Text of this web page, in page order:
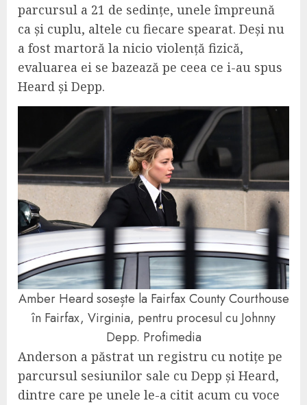
parcursul a 21 de sedințe, unele împreună
ca și cuplu, altele cu fiecare spearat. Deși nu
a fost martoră la nicio violență fizică,
evaluarea ei se bazează pe ceea ce i-au spus
Heard și Depp.
Amber Heard sosește la Fairfax County Courthouse
în Fairfax, Virginia, pentru procesul cu Johnny
Depp. Profimedia
Anderson a păstrat un registru cu notițe pe
parcursul sesiunilor sale cu Depp și Heard,
dintre care pe unele le-a citit acum cu voce